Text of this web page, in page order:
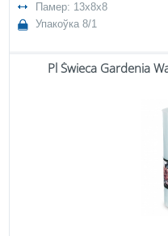
Памер: 13x8x8
Упакоўка 8/1
Pl Świeca Gardenia